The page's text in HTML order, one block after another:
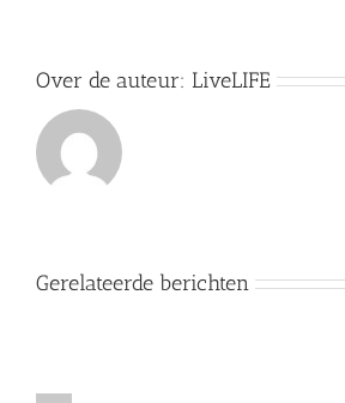
Over de auteur: LiveLIFE
Gerelateerde berichten